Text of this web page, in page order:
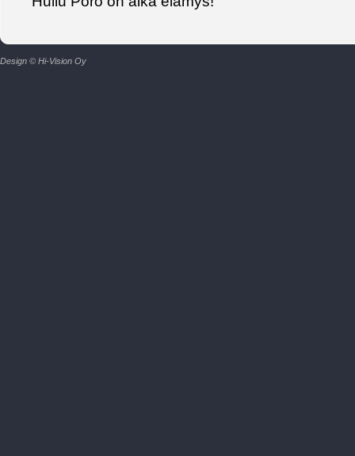
Design © Hi-Vision Oy